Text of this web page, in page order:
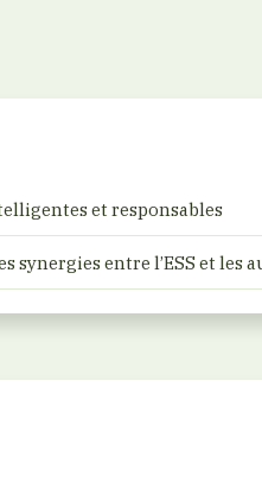
et responsables
synergies entre l’ESS et les